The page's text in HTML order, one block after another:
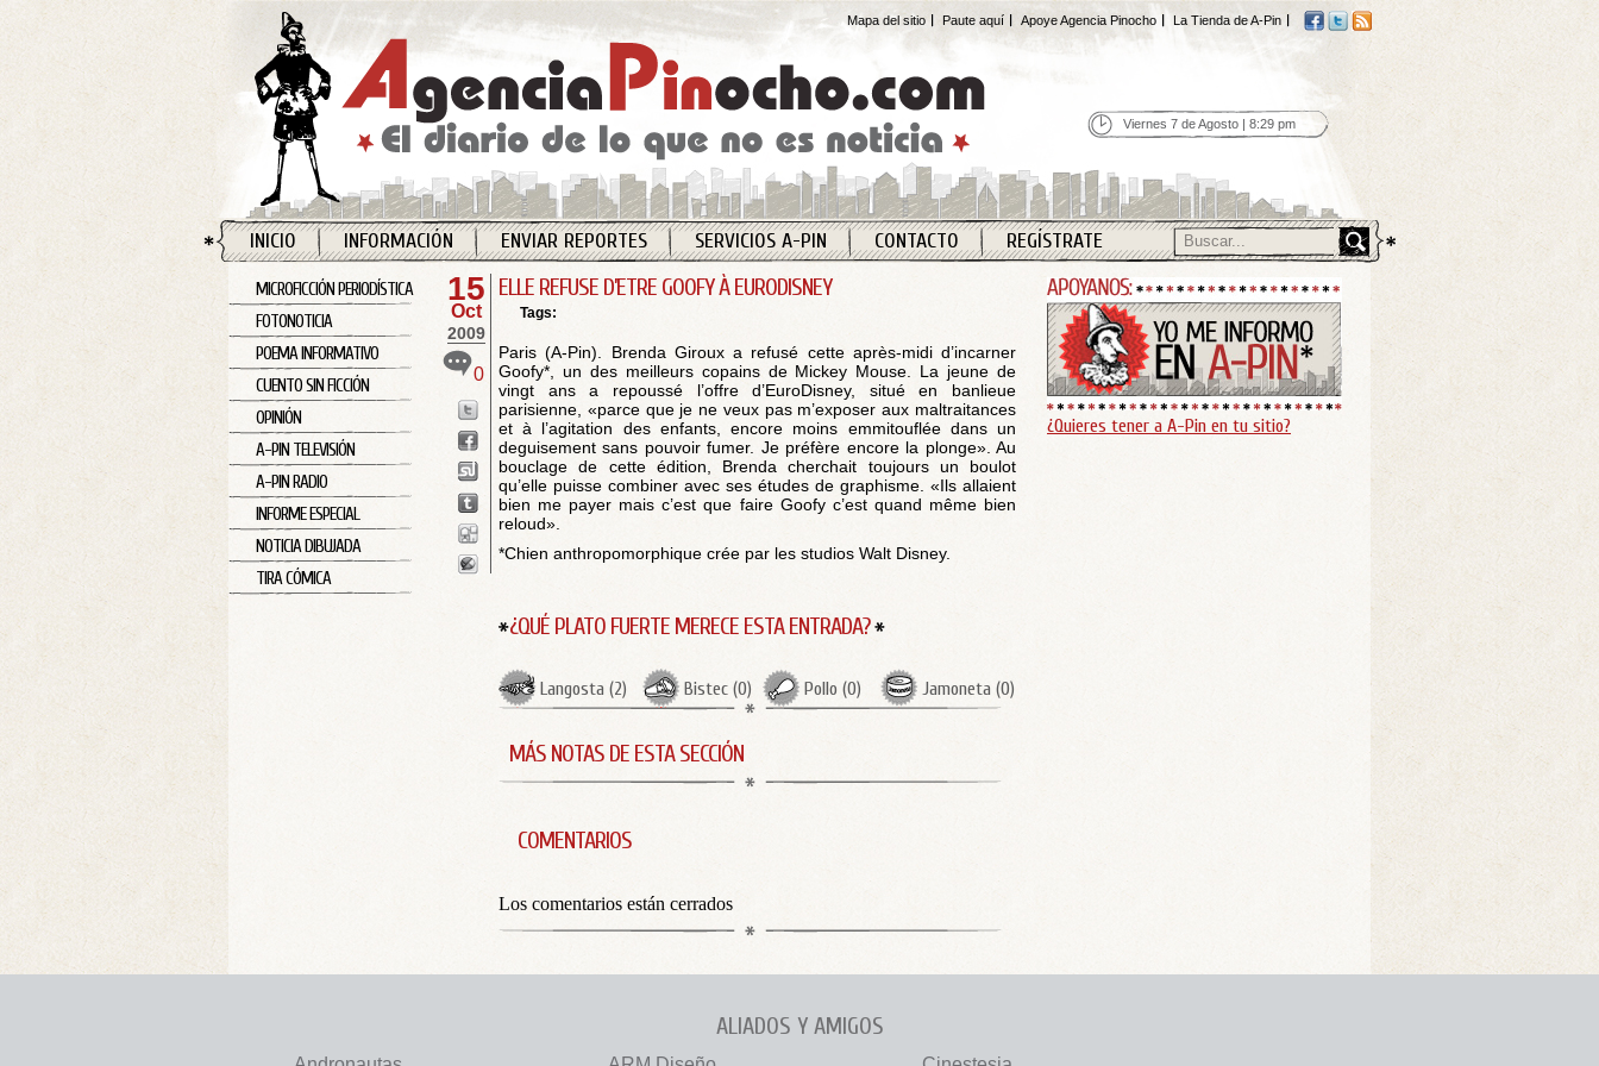
Mapa del sitio Paute aquí Apoye Agencia Pinocho La Tienda de A-Pin
Viernes 7 de Agosto | 8:29 pm
INICIO INFORMACIÓN ENVIAR REPORTES SERVICIOS A-PIN CONTACTO REGÍSTRATE
MICROFICCIÓN PERIODÍSTICA
FOTONOTICIA
POEMA INFORMATIVO
CUENTO SIN FICCIÓN
OPINIÓN
A-PIN TELEVISIÓN
A-PIN RADIO
INFORME ESPECIAL
NOTICIA DIBUJADA
TIRA CÓMICA
15
Oct
2009
0
ELLE REFUSE D’ETRE GOOFY À EURODISNEY
Tags:
Paris (A-Pin). Brenda Giroux a refusé cette après-midi d’incarner
Goofy*, un des meilleurs copains de Mickey Mouse. La jeune de
vingt ans a repoussé l’offre d’EuroDisney, situé en banlieue
parisienne, «parce que je ne veux pas m’exposer aux maltraitances
et à l’agitation des enfants, encore moins emmitouflée dans un
deguisement sans pouvoir fumer. Je préfère encore la plonge». Au
bouclage de cette édition, Brenda cherchait toujours un boulot
qu’elle puisse combiner avec ses études de graphisme. «Ils allaient
bien me payer mais c’est que faire Goofy c’est quand même bien
reloud».
*Chien anthropomorphique crée par les studios Walt Disney.
¿QUÉ PLATO FUERTE MERECE ESTA ENTRADA?
Langosta (2) Bistec (0) Pollo (0) Jamoneta (0)
MÁS NOTAS DE ESTA SECCIÓN
COMENTARIOS
Los comentarios están cerrados
¿Quieres tener a A-Pin en tu sitio?
ALIADOS Y AMIGOS